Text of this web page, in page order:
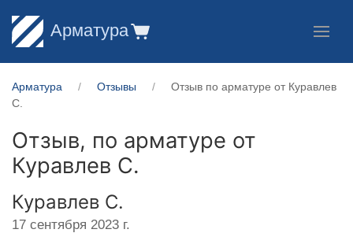
Арматура
Арматура Отзывы
Отзыв по арматуре от Куравлев
С.
Отзыв, по арматуре от
Куравлев С.
Куравлев С.
17 сентября 2023 г.